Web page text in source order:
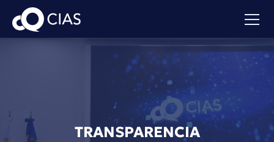
TRANSPARENCIA